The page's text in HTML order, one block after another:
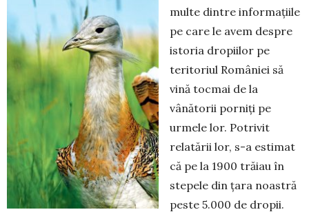
multe dintre informațiile
pe care le avem despre
istoria dropiilor pe
terito­riul României să
vină tocmai de la
vânătorii por­niți pe
urmele lor. Potrivit
relatării lor, s-a estimat
că pe la 1900 trăiau în
stepele din țara noastră
peste 5.000 de dropii.